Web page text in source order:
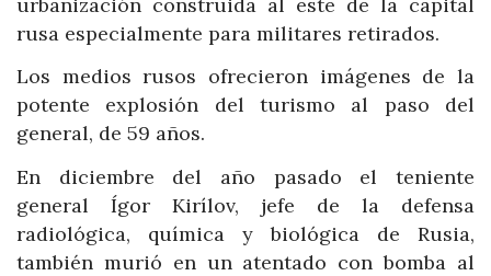
rusa especialmente para militares retirados.
Los medios rusos ofrecieron imágenes de la
potente explosión del turismo al paso del
general, de 59 años.
En diciembre del año pasado el teniente
general Ígor Kirílov, jefe de la defensa
radiológica, química y biológica de Rusia,
también murió en un atentado con bomba al